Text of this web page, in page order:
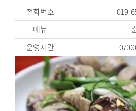
전화번호
019-
메뉴
운영시간